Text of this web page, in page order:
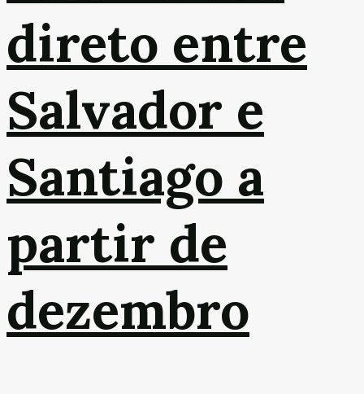
direto entre
Salvador e
Santiago a
partir de
dezembro